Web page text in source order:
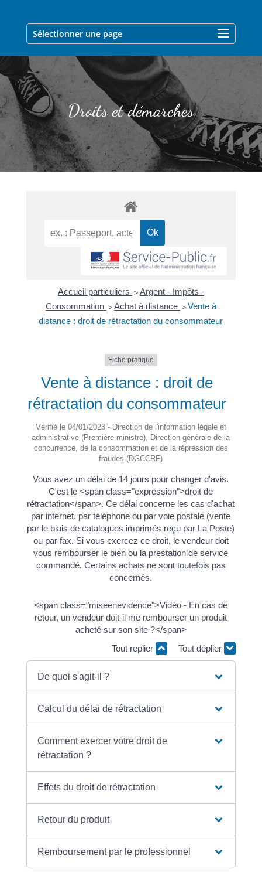
Sélectionner une page
Droits et démarches
Accueil particuliers > Argent - Impôts -
Consommation > Achat à distance > Vente à
distance : droit de rétractation du consommateur
Fiche pratique
Vente à distance : droit de
rétractation du consommateur
Vérifié le 04/01/2023 - Direction de l'information légale et
administrative (Première ministre), Direction générale de la
concurrence, de la consommation et de la répression des
fraudes (DGCCRF)
Vous avez un délai de 14 jours pour changer d'avis.
C'est le <span class="expression">droit de
rétractation</span>. Ce délai concerne les cas d'achat
par internet, par téléphone ou par voie postale (vente
par le biais de catalogues imprimés reçu par La Poste)
ou par fax. Si vous exercez ce droit, le vendeur doit
vous rembourser le bien ou la prestation de service
commandé. Certains achats ne sont toutefois pas
concernés.
<span class="miseenevidence">Vidéo - En cas de
retour, un vendeur doit-il me rembourser un produit
acheté sur son site ?</span>
Tout replier
Tout déplier
De quoi s'agit-il ?
Calcul du délai de rétractation
Comment exercer votre droit de
rétractation ?
Effets du droit de rétractation
Retour du produit
Remboursement par le professionnel